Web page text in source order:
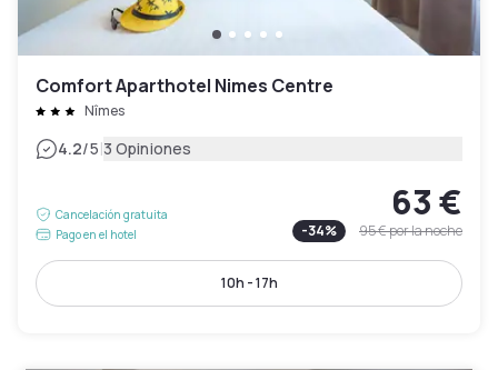
Comfort Aparthotel Nimes Centre
Nîmes
4.2/5|3 Opiniones
Cancelación gratuita
Pago en el hotel
63 €
-34% 95 €por la noche
10h - 17h